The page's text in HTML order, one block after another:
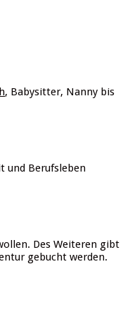
, Babysitter, Nanny bis
und Berufsleben
Des Weiteren gibt
gebucht werden.